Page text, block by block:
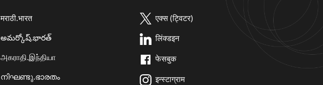
मराठी.भारत
అమర్కోష్.భారత్
அகராதி.இந்தியா
നിഘണ്ടു.ഭാരതം
एक्स (ट्विटर)
लिंक्डइन
फेसबुक
इन्स्टाग्राम